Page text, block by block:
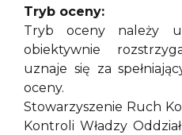
Tryb oceny:
Tryb oceny należy
obiektywnie
uznaje się za
oceny.
Stowarzyszenie Ruch
Kontroli Władzy